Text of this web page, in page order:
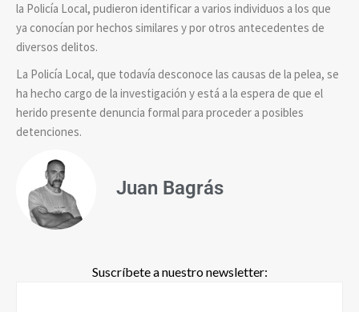
la Policía Local, pudieron identificar a varios individuos a los que
ya conocían por hechos similares y por otros antecedentes de
diversos delitos.
La Policía Local, que todavía desconoce las causas de la pelea, se
ha hecho cargo de la investigación y está a la espera de que el
herido presente denuncia formal para proceder a posibles
detenciones.
Juan Bagrás
Suscríbete a nuestro newsletter: